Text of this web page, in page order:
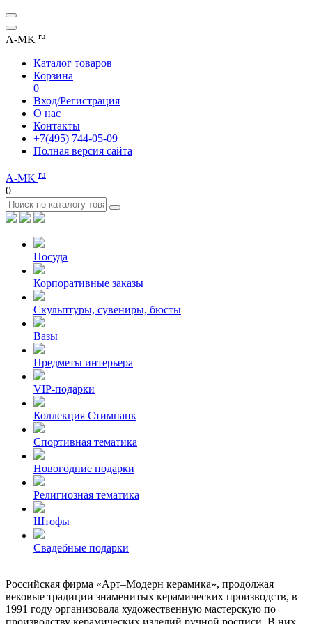
A-MK ru
Каталог товаров
Корзина
0
Вход/Регистрация
О нас
Контакты
+7(495) 744-05-09
Полная версия сайта
A-MK ru
0
Посуда
Корпоративные заказы
Скульптуры, сувениры, бюсты
Вазы
Предметы интерьера
VIP-подарки
Коллекция Стимпанк
Спортивная тематика
Новогодние подарки
Религиозная тематика
Штофы
Свадебные подарки
Российская фирма «Арт–Модерн керамика», продолжая
вековые традиции знаменитых керамических производств, в
1991 году организовала художественную мастерскую по
производству керамических изделий ручной росписи. В них